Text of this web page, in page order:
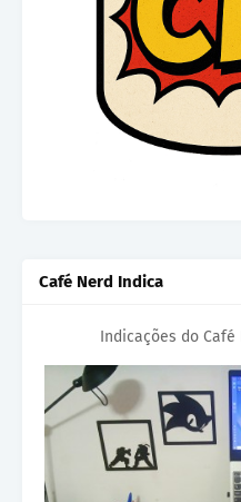
Café Nerd Indica
Indicações do